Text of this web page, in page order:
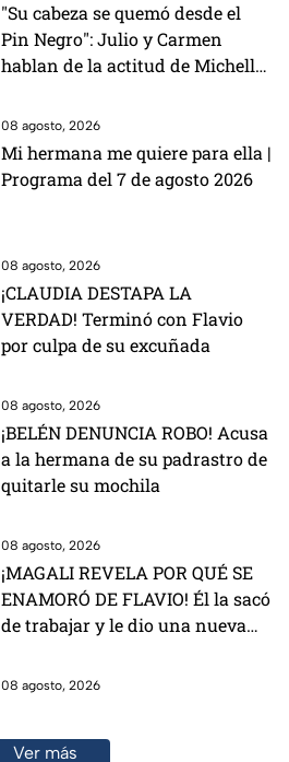
"Su cabeza se quemó desde el
Pin Negro": Julio y Carmen
hablan de la actitud de Michelle
08 agosto, 2026
Mi hermana me quiere para ella |
Programa del 7 de agosto 2026
08 agosto, 2026
¡CLAUDIA DESTAPA LA
VERDAD! Terminó con Flavio
por culpa de su excuñada
08 agosto, 2026
¡BELÉN DENUNCIA ROBO! Acusa
a la hermana de su padrastro de
quitarle su mochila
08 agosto, 2026
¡MAGALI REVELA POR QUÉ SE
ENAMORÓ DE FLAVIO! Él la sacó
de trabajar y le dio una nueva
08 agosto, 2026
Ver más